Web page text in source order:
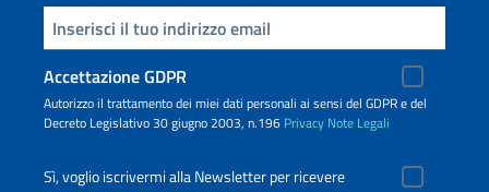
Inserisci la tua email
Accettazione GDPR
Autorizzo il trattamento dei miei dati personali ai sensi del GDPR e del
Decreto Legislativo 30 giugno 2003, n.196 Privacy Note Legali
Sì, voglio iscrivermi alla Newsletter per ricevere